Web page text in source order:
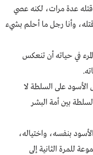
عدة مرات، لكنه عصي
وأنا رجل ما أحلم بشيء
في حياته أن تنعكس
على السلطة لا
بين أمة البشر
بنفسه، واختياله،
للمرة الثانية إلى